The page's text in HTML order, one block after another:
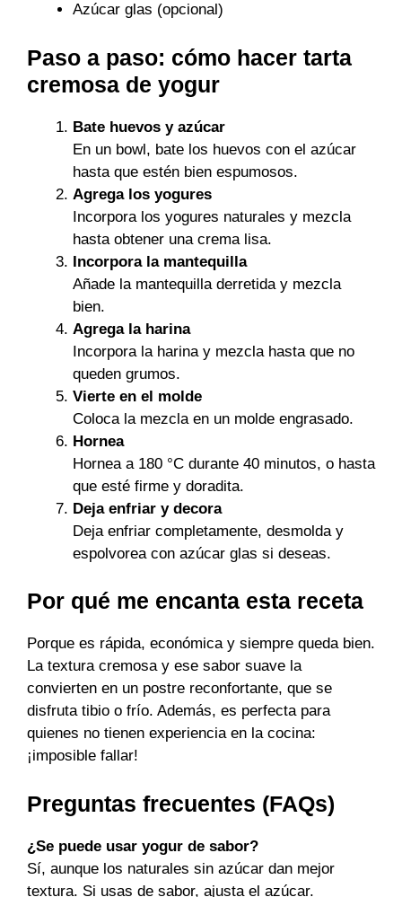
Azúcar glas (opcional)
Paso a paso: cómo hacer tarta
cremosa de yogur
Bate huevos y azúcar
En un bowl, bate los huevos con el azúcar
hasta que estén bien espumosos.
Agrega los yogures
Incorpora los yogures naturales y mezcla
hasta obtener una crema lisa.
Incorpora la mantequilla
Añade la mantequilla derretida y mezcla
bien.
Agrega la harina
Incorpora la harina y mezcla hasta que no
queden grumos.
Vierte en el molde
Coloca la mezcla en un molde engrasado.
Hornea
Hornea a 180 °C durante 40 minutos, o hasta
que esté firme y doradita.
Deja enfriar y decora
Deja enfriar completamente, desmolda y
espolvorea con azúcar glas si deseas.
Por qué me encanta esta receta
Porque es rápida, económica y siempre queda bien.
La textura cremosa y ese sabor suave la
convierten en un postre reconfortante, que se
disfruta tibio o frío. Además, es perfecta para
quienes no tienen experiencia en la cocina:
¡imposible fallar!
Preguntas frecuentes (FAQs)
¿Se puede usar yogur de sabor?
Sí, aunque los naturales sin azúcar dan mejor
textura. Si usas de sabor, ajusta el azúcar.